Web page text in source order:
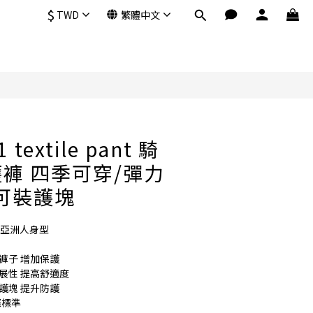
$ TWD 繁體中文
textile pant 騎
四季可穿/彈力
裝護塊
洲人身型
子 增加保護
性 提高舒適度
塊 提升防護
準
立即購買